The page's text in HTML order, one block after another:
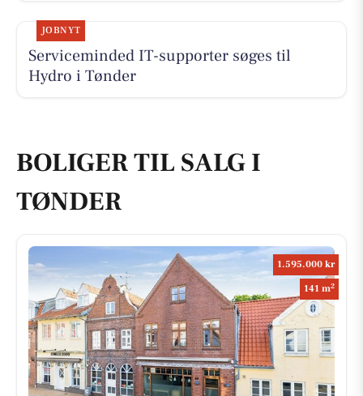
JOBNYT
Serviceminded IT-supporter søges til
Hydro i Tønder
BOLIGER TIL SALG I
TØNDER
1.595.000 kr
141 m2